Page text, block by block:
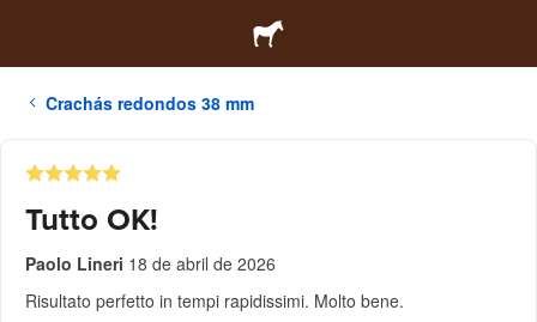
Crachás redondos 38 mm
Tutto OK!
Paolo Lineri 18 de abril de 2026
Risultato perfetto in tempi rapidissimi. Molto bene.